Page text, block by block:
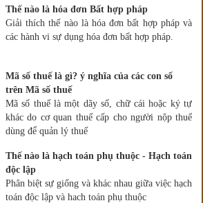
Thế nào là hóa đơn Bất hợp pháp
Giải thích thế nào là hóa đơn bất hợp pháp và
các hành vi sự dụng hóa đơn bất hợp pháp.
Mã số thuế là gì? ý nghĩa của các con số
trên Mã số thuế
Mã số thuế là một dãy số, chữ cái hoặc ký tự
khác do cơ quan thuế cấp cho người nộp thuế
dùng để quản lý thuế
Thế nào là hạch toán phụ thuộc - Hạch toán
độc lập
Phân biệt sự giống và khác nhau giữa việc hạch
toán độc lập và hach toán phụ thuộc